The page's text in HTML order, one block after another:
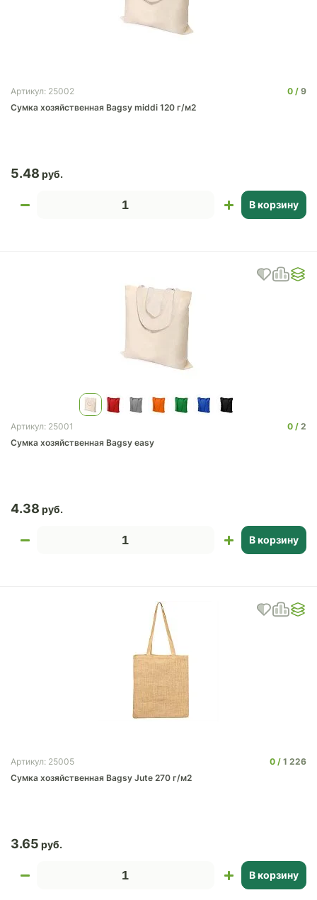
Артикул: 25002 0
9
Cумка хозяйственная Bagsy middi 120 г/м2
5.48
В корзину
Артикул: 25001 0
2
Cумка хозяйственная Bagsy easy
4.38
В корзину
Артикул: 25005 0
1 226
Cумка хозяйственная Bagsy Jute 270 г/м2
3.65
В корзину